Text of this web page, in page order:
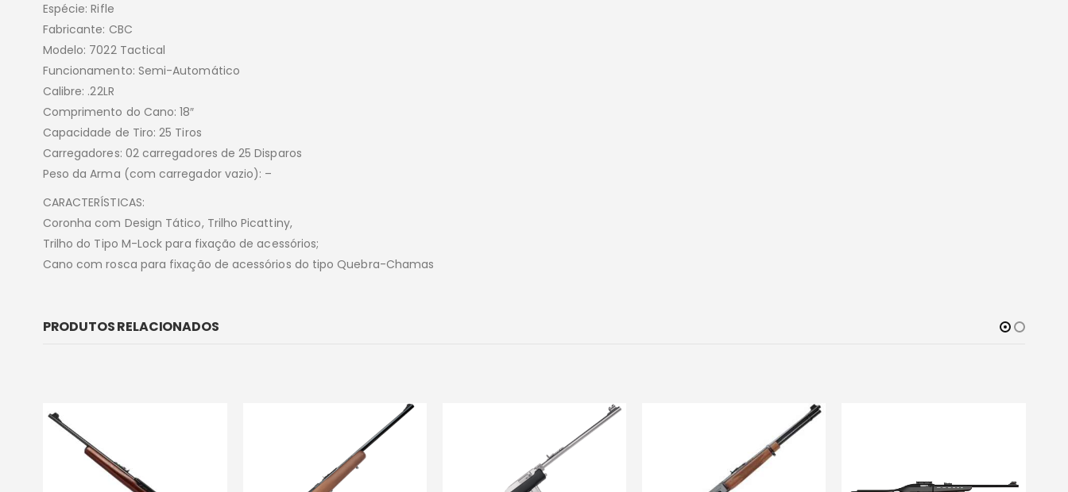
Espécie: Rifle
Fabricante: CBC
Modelo: 7022 Tactical
Funcionamento: Semi-Automático
Calibre: .22LR
Comprimento do Cano: 18″
Capacidade de Tiro: 25 Tiros
Carregadores: 02 carregadores de 25 Disparos
Peso da Arma (com carregador vazio): –
CARACTERÍSTICAS:
Coronha com Design Tático, Trilho Picattiny,
Trilho do Tipo M-Lock para fixação de acessórios;
Cano com rosca para fixação de acessórios do tipo Quebra-Chamas
PRODUTOS RELACIONADOS